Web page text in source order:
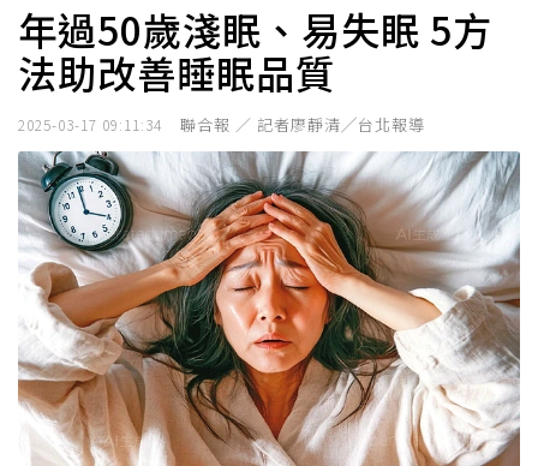
年過50歲淺眠、易失眠 5方
法助改善睡眠品質
2025-03-17 09:11:34 聯合報 ／ 記者廖靜清╱台北報導